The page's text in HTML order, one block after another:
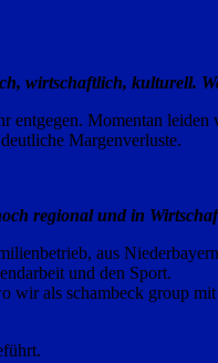
wirtschaftlich, kulturell.
entgegen. Momentan
Margenverluste.
regional und in
aus
und den Sport.
als schambeck group